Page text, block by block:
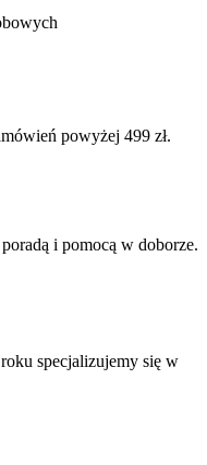
powyżej 499 zł.
i pomocą w doborze.
specjalizujemy się w